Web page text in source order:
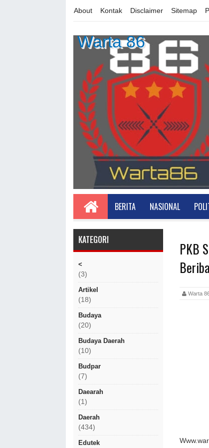
About Kontak Disclaimer Sitemap
Warta 86
BERITA NASIONAL
KATEGORI
<
(3)
Artikel
(18)
Budaya
(20)
Budaya Daerah
(10)
Budpar
(7)
Daearah
(1)
Daerah
(434)
Edutek
PKB
Warta